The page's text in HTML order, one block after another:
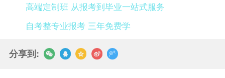
高端定制班 从报考到毕业一站式服务
自考整专业报考 三年免费学
分享到: